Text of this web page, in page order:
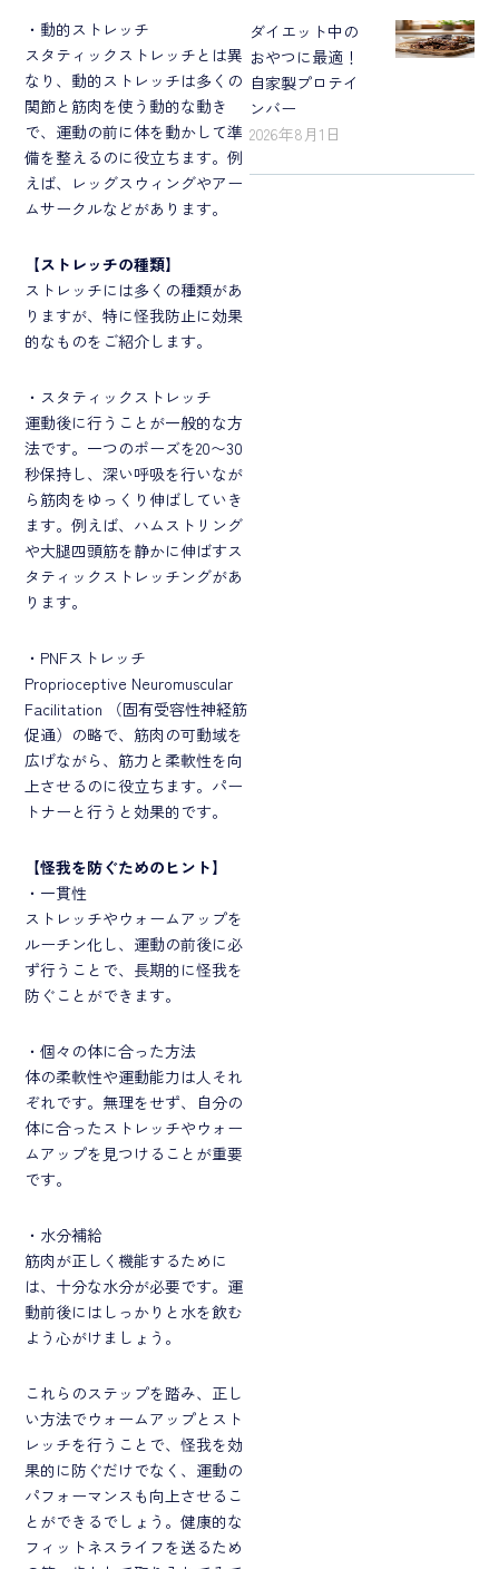
・動的ストレッチ
スタティックストレッチとは異
なり、動的ストレッチは多くの
関節と筋肉を使う動的な動き
で、運動の前に体を動かして準
備を整えるのに役立ちます。例
えば、レッグスウィングやアー
ムサークルなどがあります。
【ストレッチの種類】
ストレッチには多くの種類があ
りますが、特に怪我防止に効果
的なものをご紹介します。
・スタティックストレッチ
運動後に行うことが一般的な方
法です。一つのポーズを20〜30
秒保持し、深い呼吸を行いなが
ら筋肉をゆっくり伸ばしていき
ます。例えば、ハムストリング
や大腿四頭筋を静かに伸ばすス
タティックストレッチングがあ
ります。
・PNFストレッチ
Proprioceptive Neuromuscular
Facilitation （固有受容性神経筋
促通）の略で、筋肉の可動域を
広げながら、筋力と柔軟性を向
上させるのに役立ちます。パー
トナーと行うと効果的です。
【怪我を防ぐためのヒント】
・一貫性
ストレッチやウォームアップを
ルーチン化し、運動の前後に必
ず行うことで、長期的に怪我を
防ぐことができます。
・個々の体に合った方法
体の柔軟性や運動能力は人それ
ぞれです。無理をせず、自分の
体に合ったストレッチやウォー
ムアップを見つけることが重要
です。
・水分補給
筋肉が正しく機能するために
は、十分な水分が必要です。運
動前後にはしっかりと水を飲む
よう心がけましょう。
これらのステップを踏み、正し
い方法でウォームアップとスト
レッチを行うことで、怪我を効
果的に防ぐだけでなく、運動の
パフォーマンスも向上させるこ
とができるでしょう。健康的な
フィットネスライフを送るため
ダイエット中の
おやつに最適！
自家製プロテイ
ンバー
2026年8月1日